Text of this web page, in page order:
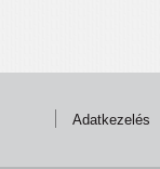
Adatkezelés